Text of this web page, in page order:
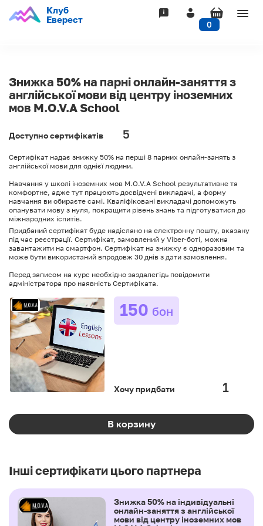
Клуб
Еверест
0
Знижка 50% на парні онлайн-заняття з
англійської мови від центру іноземних
мов M.O.V.A School
Доступно сертифікатів 5
Сертифікат надає знижку 50% на перші 8 парних онлайн-занять з
англійської мови для однієї людини.
Навчання у школі іноземних мов M.O.V.A School результативне та
комфортне, адже тут працюють досвідчені викладачі, а форму
навчання ви обираєте самі. Кваліфіковані викладачі допоможуть
опанувати мову з нуля, покращити рівень знань та підготуватися до
міжнародних іспитів.
Придбаний сертифікат буде надіслано на електронну пошту, вказану
під час реєстрації. Сертифікат, замовлений у Viber-боті, можна
завантажити на смартфон. Сертифікат на знижку є одноразовим та
може бути використаний впродовж 30 днів з дати замовлення.
Перед записом на курс необхідно заздалегідь повідомити
адміністратора про наявність Сертифіката.
150 бон
Хочу придбати
В корзину
Інші сертифікати цього партнера
Знижка 50% на індивідуальні
онлайн-заняття з англійської
мови від центру іноземних мов